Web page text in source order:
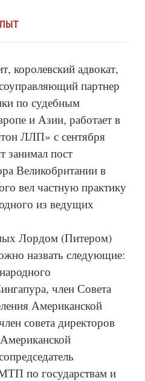
королевский адвокат,
партнер
по судебным
и Азии, работает в
ЛЛП» с сентября
занимал пост
Великобритании в
вел частную практику
из ведущих
Лордом (Питером)
назвать следующие:
член Совета
Американской
совета директоров
по государствам и